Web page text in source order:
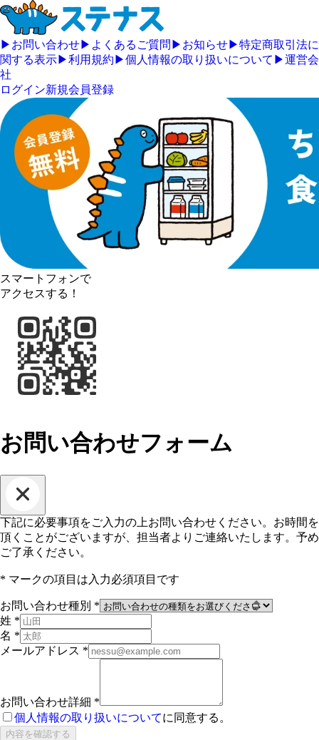
▶ お問い合わせ▶ よくあるご質問 ▶ お知らせ▶特定商取引法に
関する表示▶利用規約 ▶個人情報の取り扱いについて ▶運営会
社
ログイン新規会員登録
スマートフォンで
アクセスする！
お問い合わせフォーム
下記に必要事項をご入力の上お問い合わせください。お時間を
頂くことがございますが、担当者よりご連絡いたします。予め
ご了承ください。
* マークの項目は入力必須項目です
お問い合わせ種別 *
姓 *
名 *
メールアドレス *
お問い合わせ詳細 *
個人情報の取り扱いについてに同意する。
内容を確認する